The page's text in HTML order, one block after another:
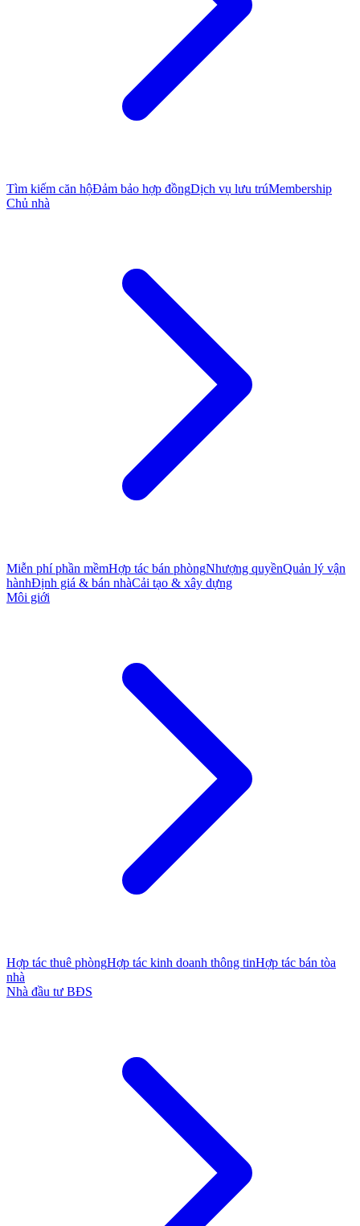
Tìm kiếm căn hộĐảm bảo hợp đồngDịch vụ lưu trúMembership
Chủ nhà
Miễn phí phần mềmHợp tác bán phòngNhượng quyềnQuản lý vận
hànhĐịnh giá & bán nhàCải tạo & xây dựng
Môi giới
Hợp tác thuê phòngHợp tác kinh doanh thông tinHợp tác bán tòa
nhà
Nhà đầu tư BĐS